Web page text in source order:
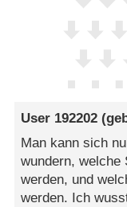
User 192202
Man kann sich
wundern, welche
werden, und
werden. Ich